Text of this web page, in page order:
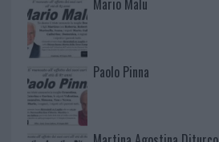
Mario Malu
Paolo Pinna